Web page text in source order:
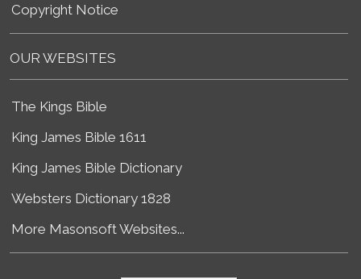
Copyright Notice
OUR WEBSITES
The Kings Bible
King James Bible 1611
King James Bible Dictionary
Websters Dictionary 1828
More Masonsoft Websites...